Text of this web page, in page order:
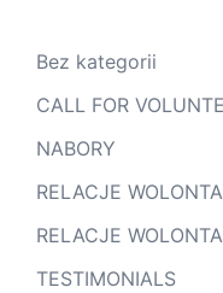
Bez kategorii
CALL FOR
NABORY
RELACJE
RELACJE
TESTIMONIALS